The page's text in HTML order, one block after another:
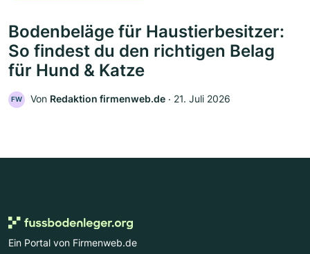
Bodenbeläge für Haustierbesitzer:
So findest du den richtigen Belag
für Hund & Katze
FW Von Redaktion firmenweb.de ‧ 21. Juli 2026
Ein Portal von Firmenweb.de